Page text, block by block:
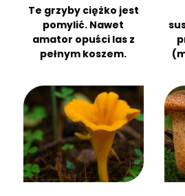
Te grzyby ciężko jest
pomylić. Nawet
amator opuści las z
pełnym koszem.